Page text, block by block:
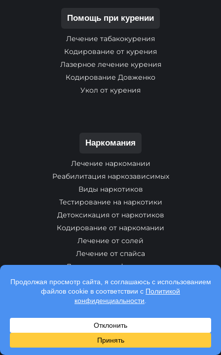
Помощь при курении
Лечение табакокурения
Кодирование от курения
Лазерное лечение курения
Кодирование Довженко
Укол от курения
Наркомания
Лечение наркомании
Реабилитация наркозависимых
Виды наркотиков
Тестирование на наркотики
Детоксикация от наркотиков
Кодирование от наркомании
Лечение от солей
Лечение от спайса
Лечение от амфетамина
Лечение от бутерата
Лечение от гашиша
Лечение от героина
Лечение от кодеина
Лечение от кокаина
Лечение от лирики